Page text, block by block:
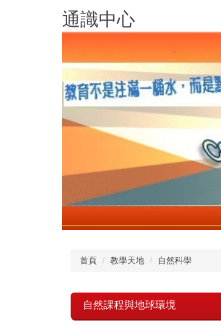
通識中心
首頁 教學天地 自然科學
自然課程與地球環境